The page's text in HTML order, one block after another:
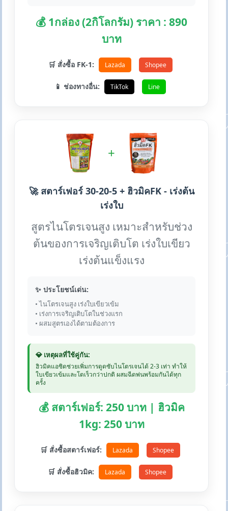
💰 1กล่อง (2กิโลกรัม) ราคา : 890
บาท
🛒 สั่งซื้อ FK-1: Lazada Shopee
📱 ช่องทางอื่น: TikTok Line
+
🚀 สตาร์เฟอร์ 30-20-5 + ฮิวมิคFK - เร่งต้น
เร่งใบ
สูตรไนโตรเจนสูง เหมาะสำหรับช่วง
ต้นของการเจริญเติบโต เร่งใบเขียว
เร่งต้นแข็งแรง
✨ ประโยชน์เด่น:
• ไนโตรเจนสูง เร่งใบเขียวเข้ม
• เร่งการเจริญเติบโตในช่วงแรก
• ผสมสูตรเองได้ตามต้องการ
💎 เหตุผลที่ใช้คู่กัน:
ฮิวมิคแอซิดช่วยเพิ่มการดูดซับไนโตรเจนได้ 2-3 เท่า ทำให้
ใบเขียวเข้มและโตเร็วกว่าปกติ ผสมฉีดพ่นพร้อมกันได้ทุก
ครั้ง
💰 สตาร์เฟอร์: 250 บาท | ฮิวมิค
1kg: 250 บาท
🛒 สั่งซื้อสตาร์เฟอร์: Lazada Shopee
🛒 สั่งซื้อฮิวมิค: Lazada Shopee